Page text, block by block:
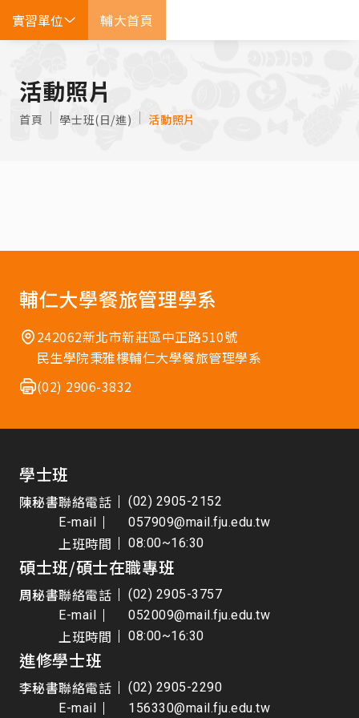
實習單位 輔大首頁
EN
活動照片
首頁 學士班(日/進) 活動照片
輔仁大學餐旅管理學系
242062新北市新莊區中正路510號
民生學院秉雅樓輔仁大學餐旅管理學系
(02) 2906-3832
學士班
陳秘書聯絡電話
(02) 2905-2152
E-mail
057909@mail.fju.edu.tw
上班時間 08:00~16:30
碩士班/碩士在職專班
周秘書聯絡電話
(02) 2905-3757
E-mail
052009@mail.fju.edu.tw
上班時間 08:00~16:30
進修學士班
李秘書聯絡電話
(02) 2905-2290
E-mail
156330@mail.fju.edu.tw